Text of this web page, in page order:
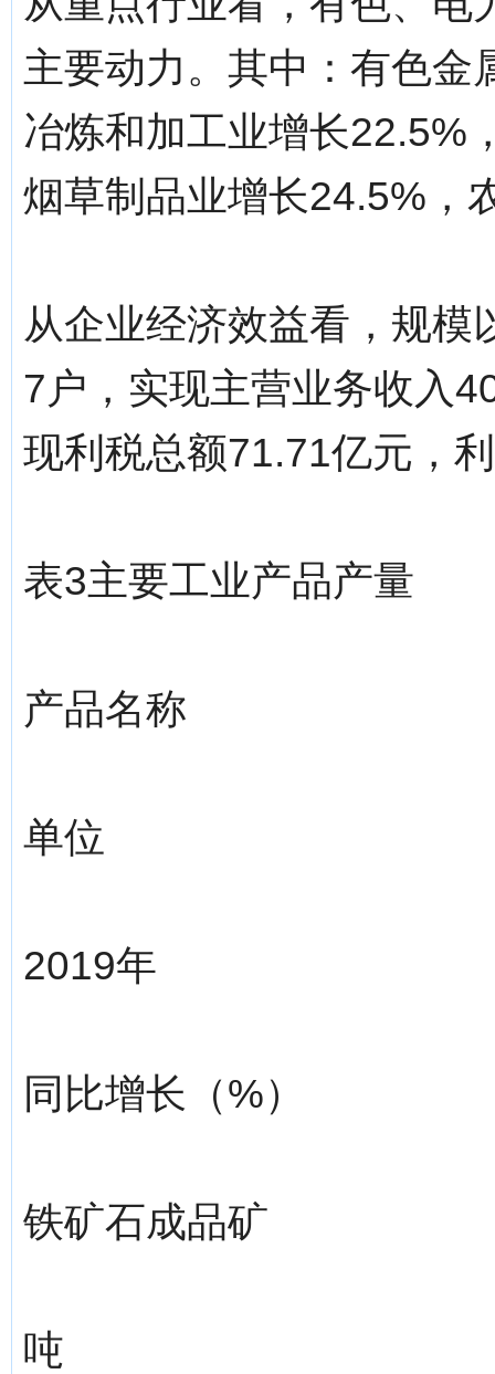
主要动力。其中：有色金
冶炼和加工业增长22.5%
烟草制品业增长24.5%，
从企业经济效益看，规
7户，实现主营业务收入
现利税总额71.71亿元，
表3主要工业产品产量
产品名称
单位
2019年
同比增长（%）
铁矿石成品矿
吨